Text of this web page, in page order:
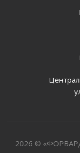
2026 ©